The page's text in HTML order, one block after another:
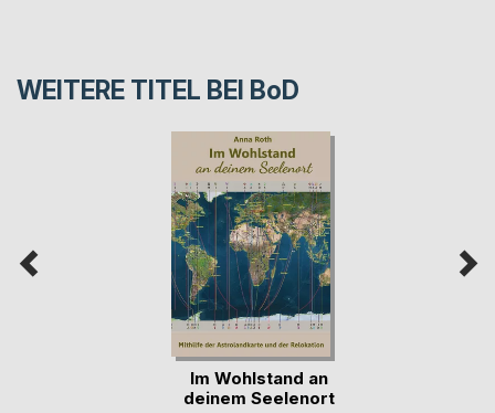
WEITERE TITEL BEI BoD
Im Wohlstand an
deinem Seelenort